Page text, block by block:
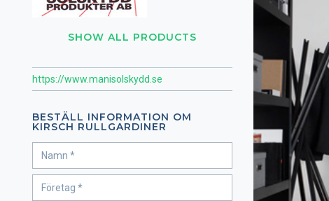
SHOW ALL PRODUCTS
https://www.manisolskydd.se
BESTÄLL INFORMATION OM
KIRSCH RULLGARDINER